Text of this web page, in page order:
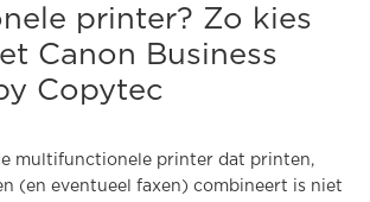
printer? Zo kies
Canon Business
Copytec
multifunctionele printer dat printen,
(en eventueel faxen) combineert is niet